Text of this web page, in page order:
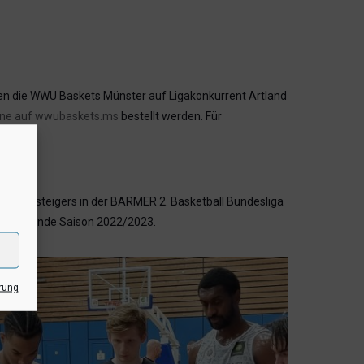
WWU Baskets Münster auf Ligakonkurrent Artland
auf wwubaskets.ms bestellt werden. Für
Aufsteigers in der BARMER 2. Basketball Bundesliga
Saison 2022/2023.